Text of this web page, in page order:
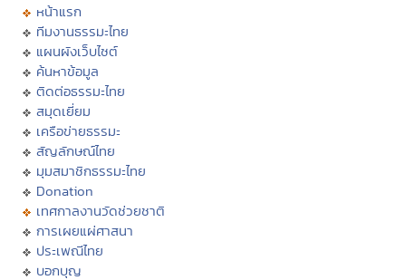
หน้าแรก
ทีมงานธรรมะไทย
แผนผังเว็บไซต์
ค้นหาข้อมูล
ติดต่อธรรมะไทย
สมุดเยี่ยม
เครือข่ายธรรมะ
สัญลักษณ์ไทย
มุมสมาชิกธรรมะไทย
Donation
เทศกาลงานวัดช่วยชาติ
การเผยแผ่ศาสนา
ประเพณีไทย
บอกบุญ